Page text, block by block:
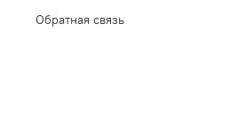
Обратная связь